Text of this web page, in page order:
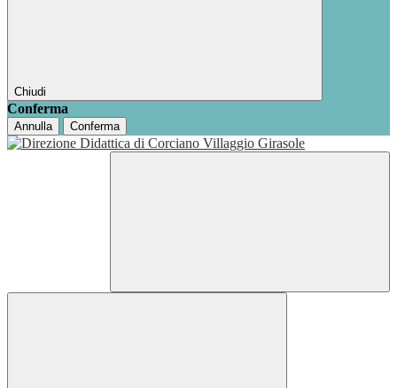
Chiudi
Conferma
Annulla Conferma